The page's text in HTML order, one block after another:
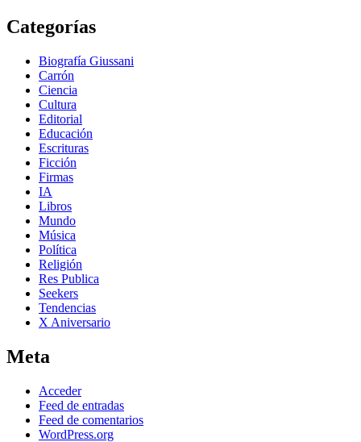
Categorías
Biografía Giussani
Carrón
Ciencia
Cultura
Editorial
Educación
Escrituras
Ficción
Firmas
IA
Libros
Mundo
Música
Política
Religión
Res Publica
Seekers
Tendencias
X Aniversario
Meta
Acceder
Feed de entradas
Feed de comentarios
WordPress.org